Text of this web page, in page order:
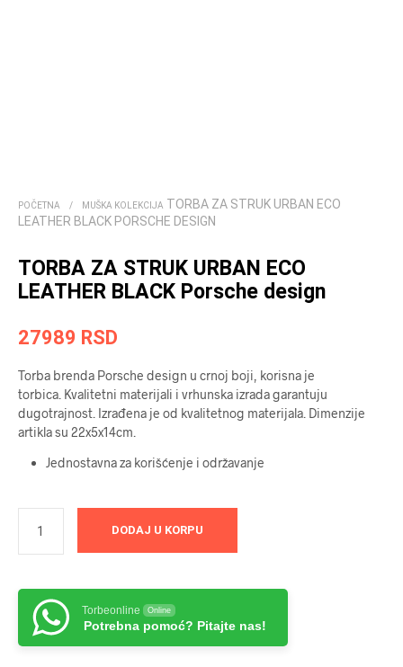
POČETNA / MUŠKA KOLEKCIJA TORBA ZA STRUK URBAN ECO
LEATHER BLACK PORSCHE DESIGN
TORBA ZA STRUK URBAN ECO
LEATHER BLACK Porsche design
27989 RSD
Torba brenda Porsche design u crnoj boji, korisna je
torbica. Kvalitetni materijali i vrhunska izrada garantuju
dugotrajnost. Izrađena je od kvalitetnog materijala. Dimenzije
artikla su 22x5x14cm.
Jednostavna za korišćenje i održavanje
DODAJ U KORPU
Torbeonline Online
Potrebna pomoć? Pitajte nas!